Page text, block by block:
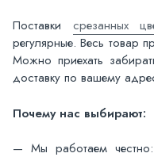
Поставки срезанных
регулярные. Весь товар
Можно приехать
доставку по вашему
Почему нас выбирают:
— Мы работаем